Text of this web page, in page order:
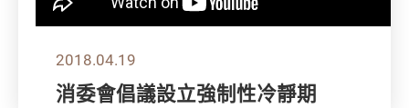
2018.04.19
消委會倡議設立強制性冷靜期